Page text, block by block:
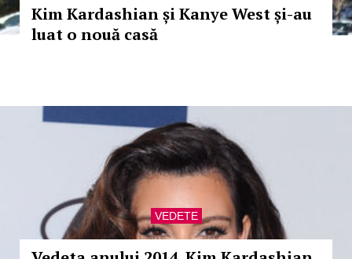
Kim Kardashian și Kanye West și-au
luat o nouă casă
VEDETE